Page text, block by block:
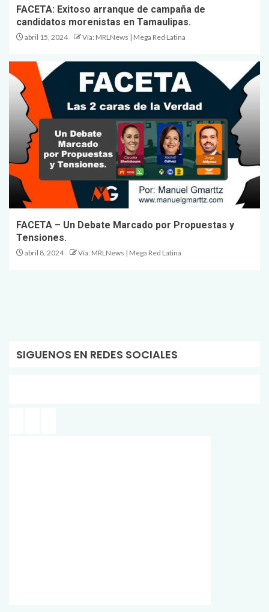
FACETA: Exitoso arranque de campaña de
candidatos morenistas en Tamaulipas.
abril 15, 2024 Vía: MRLNews | Mega Red Latina
FACETA – Un Debate Marcado por Propuestas y
Tensiones.
abril 8, 2024 Vía: MRLNews | Mega Red Latina
SIGUENOS EN REDES SOCIALES